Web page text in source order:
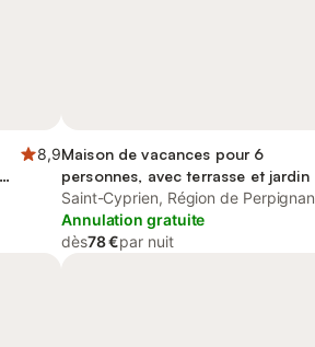
8,9Maison de vacances pour 6
personnes, avec terrasse et jardin
Saint-Cyprien, Région de Perpignan
Annulation gratuite
dès78 €par nuit